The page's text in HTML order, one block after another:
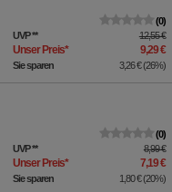
0
UVP** 12,55 €
Unser Preis* 9,29 €
Sie sparen 3,26 €(26%)
0
UVP** 8,99 €
Unser Preis* 7,19 €
Sie sparen 1,80 €(20%)